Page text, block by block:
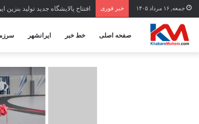
جمعه, ۱۶ مرداد ۱۴۰۵ خبر فوری افتتاح ‌پالایشگاه جدید تولید بنزین
صفحه اصلی خط خبر ایرانشهر